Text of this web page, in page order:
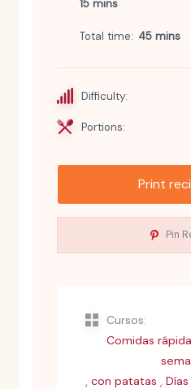
15 mins
Total time 45 mins
Difficulty:
Portions:
Print
Pin
Cursos:
Comidas
, con patatas ,